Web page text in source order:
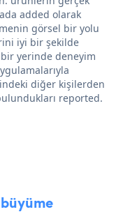
added olarak
görsel bir yolu
iyi bir şekilde
yerinde deneyim
diğer kişilerden
reported.